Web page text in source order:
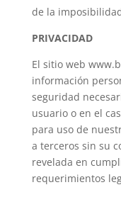
de la
PRIVACIDAD
El sitio web
información
seguridad
usuario o en el
para uso de
a terceros sin su
revelada en
requerimientos